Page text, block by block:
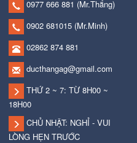
0977 666 881 (Mr.Thắng)
0902 681015 (Mr.Minh)
02862 874 881
ducthangag@gmail.com
THỨ 2 ~ 7: TỪ 8H00 ~
18H00
CHỦ NHẬT: NGHỈ - VUI
LÒNG HẸN TRƯỚC